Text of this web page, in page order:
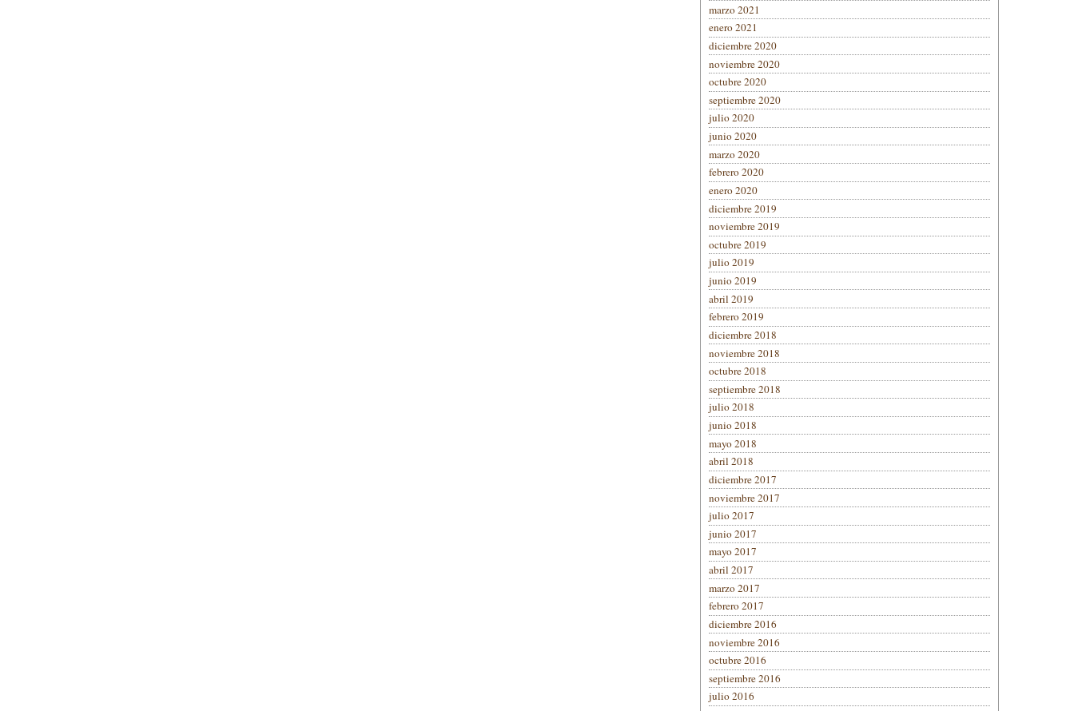
marzo 2021
enero 2021
diciembre 2020
noviembre 2020
octubre 2020
septiembre 2020
julio 2020
junio 2020
marzo 2020
febrero 2020
enero 2020
diciembre 2019
noviembre 2019
octubre 2019
julio 2019
junio 2019
abril 2019
febrero 2019
diciembre 2018
noviembre 2018
octubre 2018
septiembre 2018
julio 2018
junio 2018
mayo 2018
abril 2018
diciembre 2017
noviembre 2017
julio 2017
junio 2017
mayo 2017
abril 2017
marzo 2017
febrero 2017
diciembre 2016
noviembre 2016
octubre 2016
septiembre 2016
julio 2016